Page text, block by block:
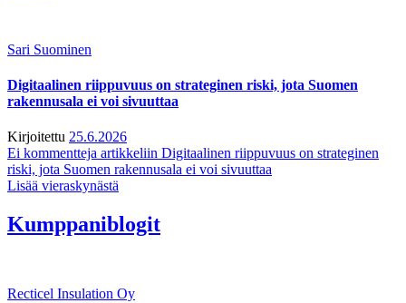
Sari Suominen
Digitaalinen riippuvuus on strateginen riski, jota Suomen
rakennusala ei voi sivuuttaa
Kirjoitettu 25.6.2026
Ei kommentteja artikkeliin Digitaalinen riippuvuus on strateginen
riski, jota Suomen rakennusala ei voi sivuuttaa
Lisää vieraskynästä
Kumppaniblogit
Recticel Insulation Oy